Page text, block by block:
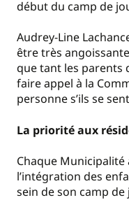
début du camp de
Audrey-Line
être très
que tant les parents
faire appel à la
personne s’ils se
La priorité aux
Chaque
l’intégration des
sein de son camp de